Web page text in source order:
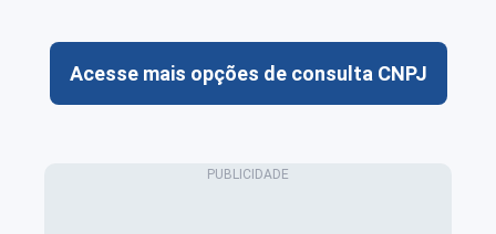
Acesse mais opções de consulta CNPJ